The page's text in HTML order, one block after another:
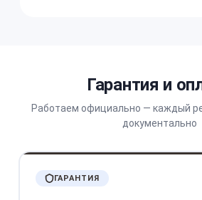
Гарантия и
Работаем официально — каждый
документально
ГАРАНТИЯ